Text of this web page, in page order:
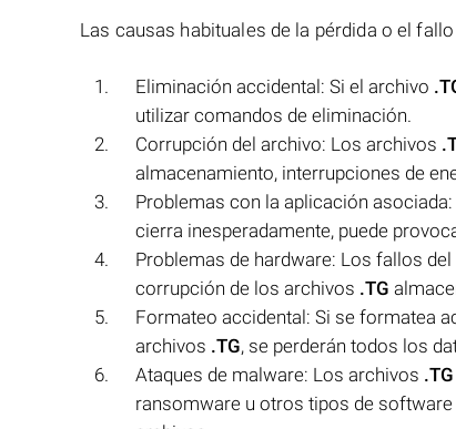
Las causas habituales de la pérdida o el
Eliminación accidental: Si el archivo
utilizar comandos de eliminación.
Corrupción del archivo: Los archivos
almacenamiento, interrupciones de
Problemas con la aplicación
cierra inesperadamente, puede
Problemas de hardware: Los fallos
corrupción de los archivos .TG
Formateo accidental: Si se formatea
archivos .TG, se perderán todos los
Ataques de malware: Los archivos .TG
ransomware u otros tipos de